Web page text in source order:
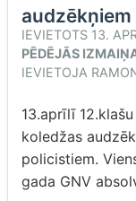
audzēkņiem
IEVIETOTS 13.
PĒDĒJĀS
IEVIETOJA
13.aprīlī
koledžas
policistiem.
gada GNV